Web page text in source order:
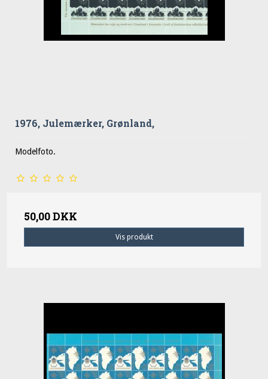
1976, Julemærker, Grønland,
Modelfoto.
50,00 DKK
Vis produkt